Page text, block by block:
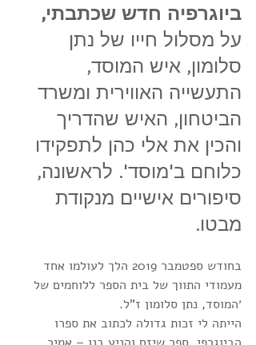
ביוגרפיה חדש שכתבתי,
על מסלול חייו של נתן
סלומון, איש המוסד,
התעשייה האווירית ומשרד
הביטחון, האיש שהדריך
והכין את אלי כהן לתפקידו
כלוחם ב'מוסד'. לראשונה,
סיפורים אישיים מנקודת
מבטו.
בחודש ספטמבר 2019 הלך לעולמו אחד
מעמודי התווך של בית הספר ללוחמים של
׳המוסד, נתן סלומון ז"ל.
הייתה לי זכות גדולה לכתוב את ספרו